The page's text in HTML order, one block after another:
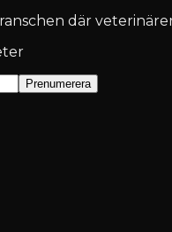
där
Prenumerera